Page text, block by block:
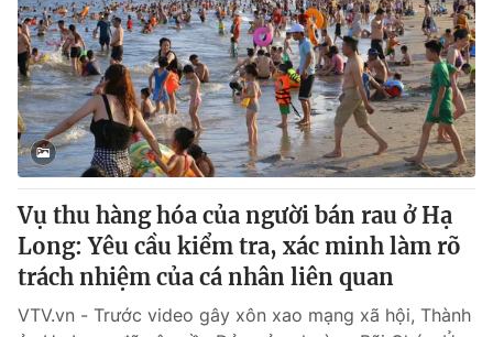
Vụ thu hàng hóa của người bán rau ở Hạ
Long: Yêu cầu kiểm tra, xác minh làm rõ
trách nhiệm của cá nhân liên quan
VTV.vn - Trước video gây xôn xao mạng xã hội, Thành